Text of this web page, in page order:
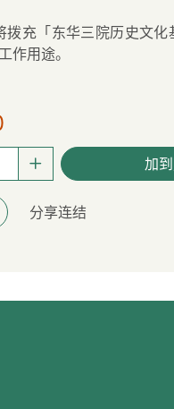
拨充「东华三院历史文化
作用途。
加
分享连结